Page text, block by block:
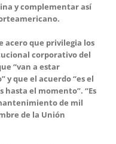
y complementar así
acero que privilegia los
corporativo del
“van a estar
que el acuerdo “es el
hasta el momento”. “Es
de mil
de la Unión